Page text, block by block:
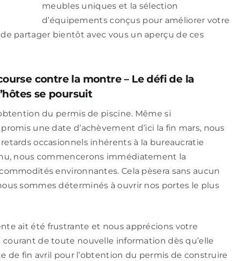
meubles uniques et la sélection
d’équipements conçus pour améliorer votre
partager bientôt avec vous un aperçu de ces
contre la montre – Le défi de la
se poursuit
du permis de piscine. Même si
une date d’achèvement d’ici la fin mars, nous
occasionnels inhérents à la bureaucratie
nous commencerons immédiatement la
environnantes. Cela pèsera sans aucun
sommes déterminés à ouvrir nos portes le plus
ait été frustrante et nous apprécions votre
de toute nouvelle information dès qu’elle
de fin avril pour l’obtention du permis de construire